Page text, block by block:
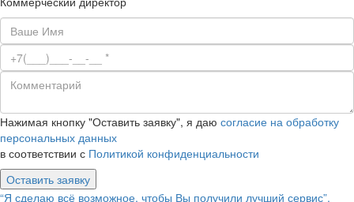
Нажимая кнопку "Оставить заявку", я даю согласие на обработку
персональных данных
в соответствии с Политикой конфиденциальности
Оставить заявку
“Я сделаю всё возможное, чтобы Вы получили лучший сервис”.